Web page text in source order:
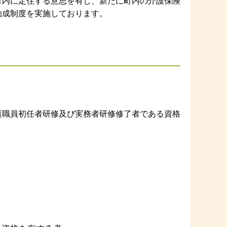
制度を実施しております。
職員初任者研修及び実務者研修修了者である資格